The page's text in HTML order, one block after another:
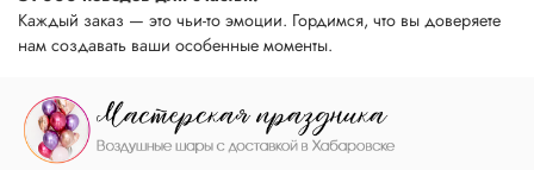
Каждый заказ — это чьи-то эмоции. Гордимся, что вы доверяете
нам создавать ваши особенные моменты.